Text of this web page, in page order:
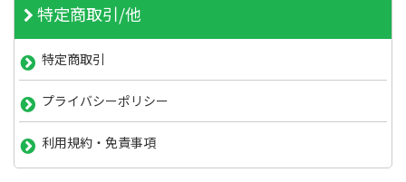
特定商取引/他
特定商取引
プライバシーポリシー
利用規約・免責事項